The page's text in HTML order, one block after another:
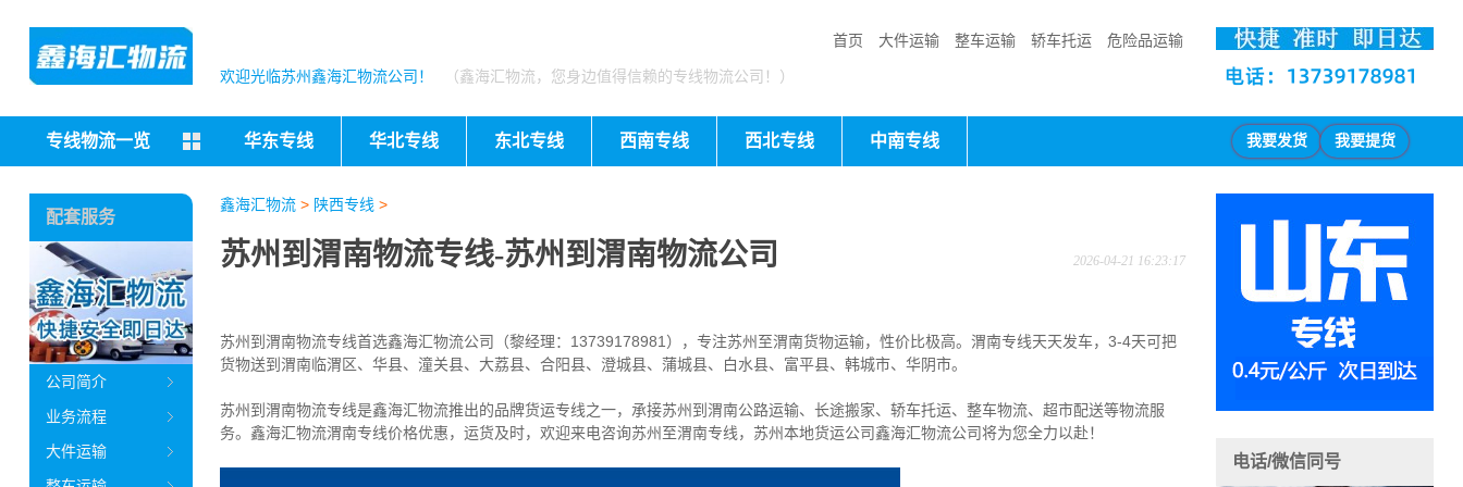
首页 大件运输 整车运输 轿车托运 危险品运输
欢迎光临苏州鑫海汇物流公司！ （鑫海汇物流，您身边值得信赖的专线物流公司！）
专线物流一览 华东专线 华北专线 东北专线 西南专线 西北专线 中南专线 我要发货 我要提货
鑫海汇物流> 陕西专线 >
苏州到渭南物流专线-苏州到渭南物流公司 2026-04-21 16:23:17
苏州到渭南物流专线首选鑫海汇物流公司（黎经理：13739178981），专注苏州至渭南货物运输，性价比极高。 渭南专线天天发车，3-4天可把
货物送到渭南临渭区、华县、潼关县、大荔县、合阳县、澄城县、蒲城县、白水县、富平县、韩城市、华阴市。
苏州到渭南物流专线是鑫海汇物流推出的品牌货运专线之一， 承接苏州到渭南公路运输、长途搬家、轿车托运、整车物流、超市配送等物流服
务。 鑫海汇物流渭南专线价格优惠，运货及时，欢迎来电咨询苏州至渭南专线，苏州本地货运公司鑫海汇物流公司将为您全力以赴！
配套服务
公司简介
业务流程
大件运输
电话/微信同号